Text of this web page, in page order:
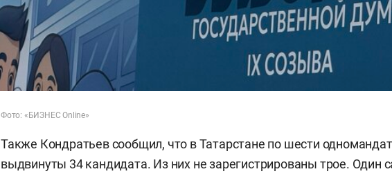
Фото: «БИЗНЕС Online»
Также Кондратьев сообщил, что в Татарстане по шести
выдвинуты 34 кандидата. Из них не зарегистрированы трое. Один